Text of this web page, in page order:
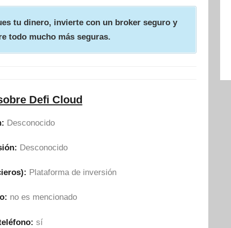
tu dinero, invierte con un broker seguro y
todo mucho más seguras.
Defi Cloud
Desconocido
Desconocido
Plataforma de inversión
no es mencionado
sí